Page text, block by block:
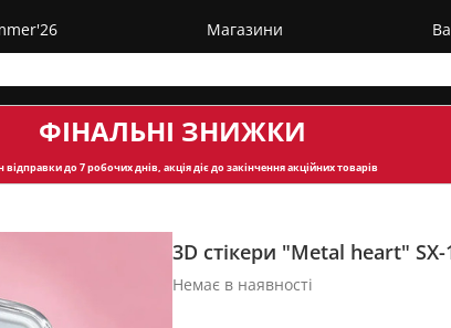
Магазини
ФІНАЛЬНІ ЗНИЖКИ
відправкидо 7 робочих днів, акція діє до закінчення акційних товарів
3D стікери "Metal heart" SX-
Немає в наявності